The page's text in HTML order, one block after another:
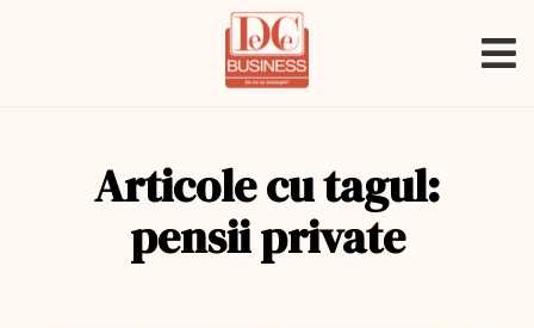
Articole cu tagul:
pensii private